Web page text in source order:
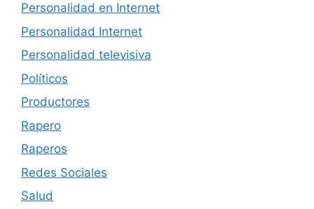
Personalidad en Internet
Personalidad Internet
Personalidad televisiva
Políticos
Productores
Rapero
Raperos
Redes Sociales
Salud